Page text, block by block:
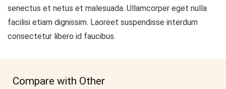
senectus et netus et malesuada. Ullamcorper eget nulla
facilisi etiam dignissim. Laoreet suspendisse interdum
consectetur libero id faucibus.
Compare with Other